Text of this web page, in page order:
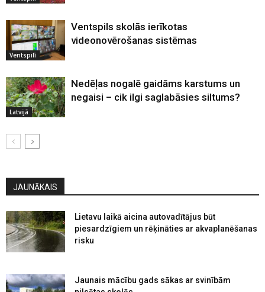
Ventspilī
Ventspils skolās ierīkotas
videonovērošanas sistēmas
Latvijā
Nedēļas nogalē gaidāms karstums un
negaisi – cik ilgi saglabāsies siltums?
JAUNĀKAIS
Lietavu laikā aicina autovadītājus būt
piesardzīgiem un rēķināties ar akvaplanēšanas
risku
Jaunais mācību gads sākas ar svinībām